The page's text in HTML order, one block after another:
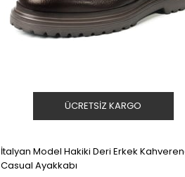
İtalyan Model Hakiki Deri Erkek Kahverengi
Casual Ayakkabı
ÜCRETSIZ KARGO